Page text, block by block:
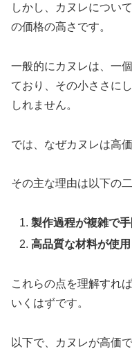
しかし、カヌレについ
の価格の高さです。
一般的にカヌレは、一
ており、その小ささに
しれません。
では、なぜカヌレは高
その主な理由は以下の
製作過程が複雑で
高品質な材料が使
これらの点を理解すれ
いくはずです。
以下で、カヌレが高価